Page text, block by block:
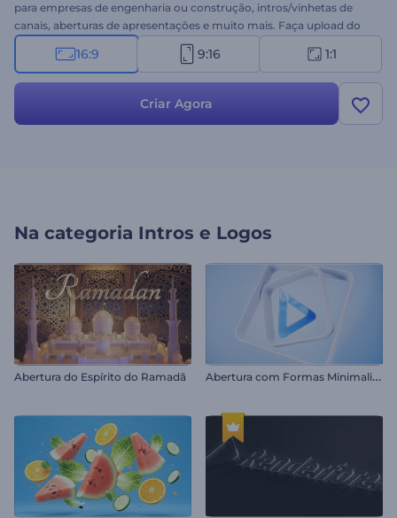
para empresas de engenharia ou construção, intros/vinhetas de
canais, aberturas de apresentações e muito mais. Faça upload do
seu logo e crie uma animação profissional em minutos. Se
destaque entre seus concorrentes imediatamente - e de graça.
16:9 9:16 1:1
Criar Agora
Na categoria Intros e Logos
Abertura do Espírito do Ramadã A
bertura com Formas Minimalistas